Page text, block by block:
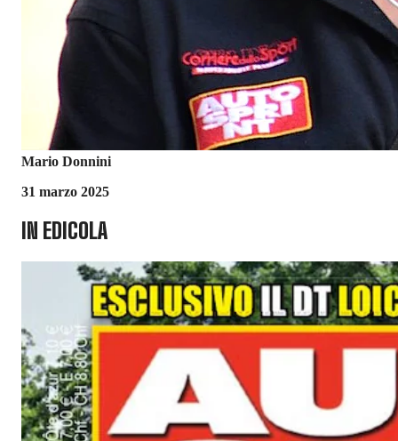
Mario Donnini
31 marzo 2025
IN EDICOLA